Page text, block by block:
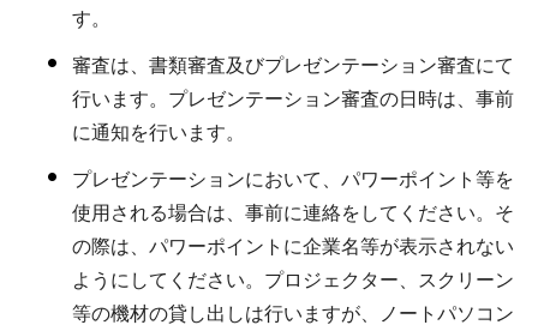
す。
審査は、書類審査及びプレゼンテーション審査にて
行います。プレゼンテーション審査の日時は、事前
に通知を行います。
プレゼンテーションにおいて、パワーポイント等を
使用される場合は、事前に連絡をしてください。そ
の際は、パワーポイントに企業名等が表示されない
ようにしてください。プロジェクター、スクリーン
等の機材の貸し出しは行いますが、ノートパソコン